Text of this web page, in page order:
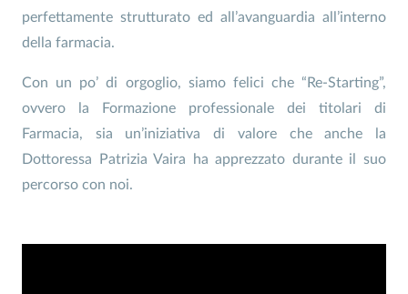
perfettamente strutturato ed all’avanguardia all’interno
della farmacia.
Con un po’ di orgoglio, siamo felici che “Re-Starting”,
ovvero la Formazione professionale dei titolari di
Farmacia, sia un’iniziativa di valore che anche la
Dottoressa Patrizia Vaira ha apprezzato durante il suo
percorso con noi.